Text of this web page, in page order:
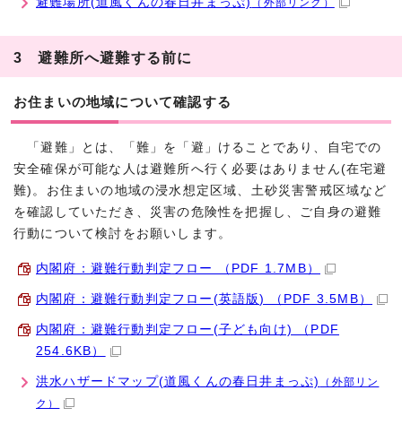
（外部リンク）
3 避難所へ避難する前に
お住まいの地域について確認する
「避難」とは、「難」を「避」けることであり、自宅での
安全確保が可能な人は避難所へ行く必要はありません(在宅避
難)。お住まいの地域の浸水想定区域、土砂災害警戒区域など
を確認していただき、災害の危険性を把握し、ご自身の避難
行動について検討をお願いします。
内閣府：避難行動判定フロー （PDF 1.7MB）
内閣府：避難行動判定フロー(英語版) （PDF 3.5MB）
内閣府：避難行動判定フロー(子ども向け) （PDF
254.6KB）
洪水ハザードマップ(道風くんの春日井まっぷ)
（外部リン
ク）